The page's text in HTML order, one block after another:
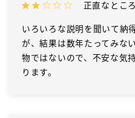
正直なとこ
いろいろな説明を聞いて納
が、結果は数年たってみな
物ではないので、不安な気
ります。